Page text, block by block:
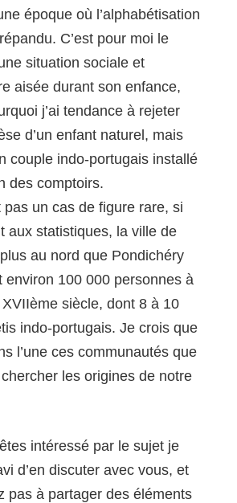
époque où l’alphabétisation
C’est pour moi le
situation sociale et
aisée durant son enfance,
j’ai tendance à rejeter
d’un enfant naturel, mais
couple indo-portugais installé
des comptoirs.
pas un cas de figure rare, si
aux statistiques, la ville de
au nord que Pondichéry
environ 100 000 personnes à
siècle, dont 8 à 10
indo-portugais. Je crois que
l’une ces communautés que
chercher les origines de notre
intéressé par le sujet je
d’en discuter avec vous, et
pas à partager des éléments